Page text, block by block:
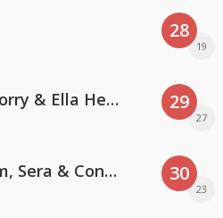
Nathan Dawe, Joel Corry & Ella Henderson
Kris Kross Amsterdam, Sera & Conor Maynard
28
19
29
27
30
23